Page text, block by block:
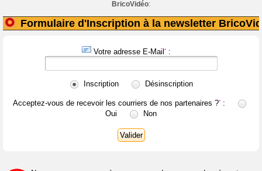
BricoVidéo:
Formulaire d'Inscription à la newsletter
Votre adresse E-Mail*
Désinscription
Acceptez-vous de recevoir les courriers de nos partenaires ?*
Non